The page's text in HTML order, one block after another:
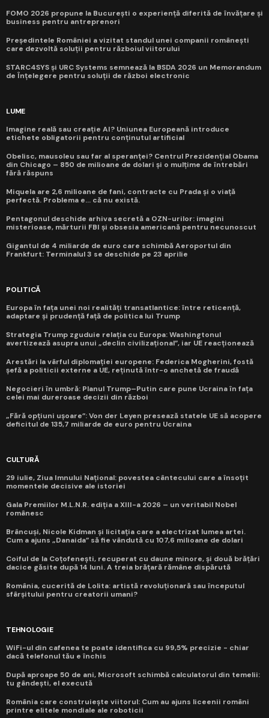
FOMO 2026 propune la București o experiență diferită de învățare și
business pentru antreprenori
Președintele României a vizitat standul unei companii românești
care dezvoltă soluții pentru războiul viitorului
STARC4SYS și URC Systems semnează la BSDA 2026 un Memorandum
de Înțelegere pentru soluții de război electronic
LUME
Imagine reală sau creație AI? Uniunea Europeană introduce
etichete obligatorii pentru conținutul artificial
Obelisc, mausoleu sau far al speranței? Centrul Prezidențial Obama
din Chicago – 850 de milioane de dolari și o mulțime de întrebări
fără răspuns
Miquela are 2,6 milioane de fani, contracte cu Prada și o viață
perfectă. Problema e... că nu există.
Pentagonul deschide arhiva secretă a OZN-urilor: imagini
misterioase, mărturii FBI și obsesia americană pentru necunoscut
Gigantul de 4 miliarde de euro care schimbă Aeroportul din
Frankfurt: Terminalul 3 se deschide pe 23 aprilie
POLITICĂ
Europa în fața unei noi realități transatlantice: între reticență,
adaptare și prudență față de politica lui Trump
Strategia Trump zguduie relația cu Europa: Washingtonul
avertizează asupra unui „declin civilizațional”, iar UE reacționează
Arestări la vârful diplomației europene: Federica Mogherini, fostă
șefă a politicii externe a UE, reținută într-o anchetă de fraudă
Negocieri în umbră: Planul Trump–Putin care pune Ucraina în fața
celei mai dureroase decizii din război
„Fără opțiuni ușoare”: Von der Leyen presează statele UE să acopere
deficitul de 135,7 miliarde de euro pentru Ucraina
CULTURĂ
29 iulie, Ziua Imnului Național: povestea cântecului care a însoțit
momentele decisive ale istoriei
Gala Premiilor M.L.N.R. ediția a XIII-a 2026 – un veritabil Nobel
românesc
Brâncuși, Nicole Kidman și licitația care a electrizat lumea artei.
Cum a ajuns „Danaida” să fie vândută cu 107,6 milioane de dolari
Coiful de la Coțofenești, recuperat cu daune minore, și două brățări
dacice găsite după 14 luni. A treia brățară rămâne dispărută
România, cucerită de Lolita: artistă revoluționară sau începutul
sfârșitului pentru creatorii umani?
TEHNOLOGIE
WiFi-ul din cafenea te poate identifica cu 99,5% precizie - chiar
dacă telefonul tău e închis
După aproape 50 de ani, Microsoft schimbă calculatorul din temelii:
tu gândești, el execută
România care construiește viitorul: Cum au ajuns liceenii români
printre elitele mondiale ale roboticii